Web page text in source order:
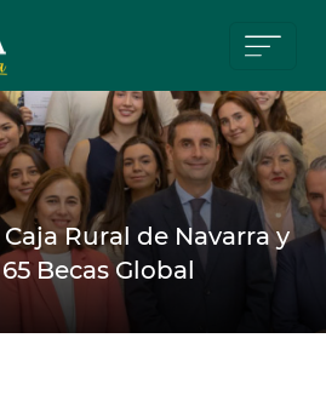
Rural de Navarra y
Becas Global